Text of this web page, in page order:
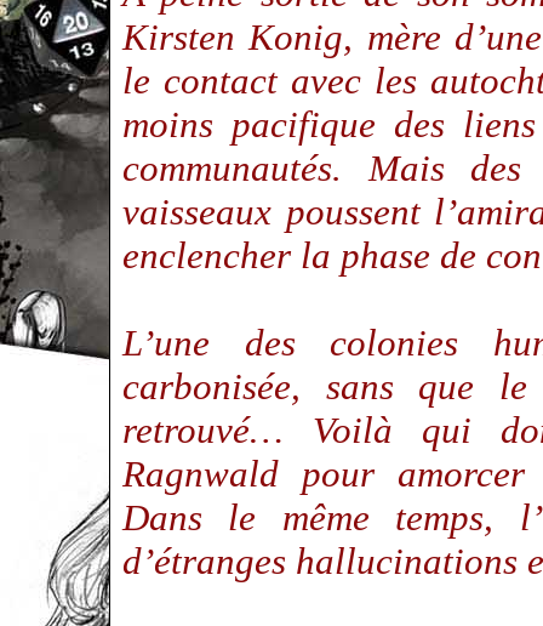
Kirsten Konig, mère
le contact avec les
moins pacifique des
communautés. Mais
vaisseaux poussent
enclencher la phase de
L’une des colonies
carbonisée, sans que
retrouvé… Voilà qui
Ragnwald pour
Dans le même temps,
d’étranges